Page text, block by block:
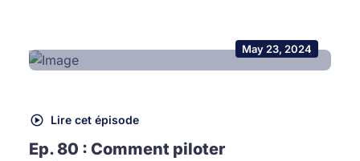
May 23, 2024
Lire cet épisode
Ep. 80 : Comment piloter